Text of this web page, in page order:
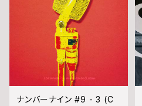
ナンバーナイン #9 - 3 (C